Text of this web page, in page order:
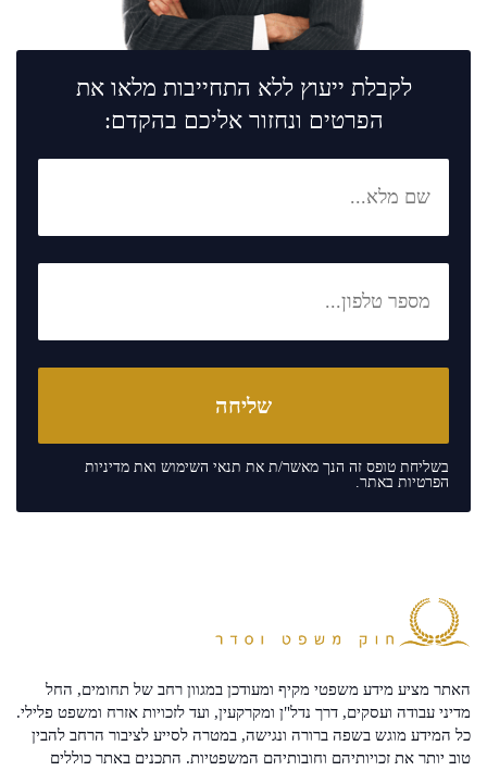
לקבלת ייעוץ ללא התחייבות מלאו את
הפרטים ונחזור אליכם בהקדם:
בשליחת טופס זה הנך מאשר/ת את תנאי השימוש ואת מדיניות
הפרטיות באתר.
האתר מציע מידע משפטי מקיף ומעודכן במגוון רחב של תחומים, החל
מדיני עבודה ועסקים, דרך נדל"ן ומקרקעין, ועד לזכויות אזרח ומשפט פלילי.
כל המידע מוגש בשפה ברורה ונגישה, במטרה לסייע לציבור הרחב להבין
טוב יותר את זכויותיהם וחובותיהם המשפטיות. התכנים באתר כוללים